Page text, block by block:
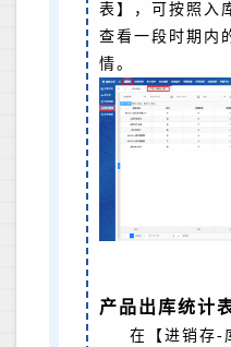
表】，可按照入
查看一段时期内
情。
产品出库统计
在【进销存-